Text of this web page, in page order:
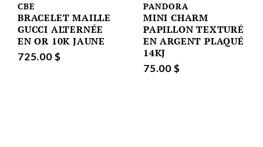
CBE
BRACELET MAILLE
GUCCI ALTERNÉE
EN OR 10K JAUNE
725.00 $
PANDORA
MINI CHARM
PAPILLON TEXTURÉ
EN ARGENT PLAQUÉ
14KJ
75.00 $